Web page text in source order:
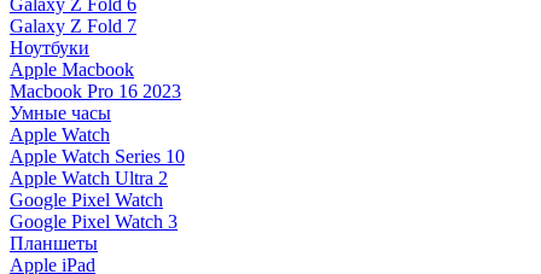
Galaxy Z Fold 6
Galaxy Z Fold 7
Ноутбуки
Apple Macbook
Macbook Pro 16 2023
Умные часы
Apple Watch
Apple Watch Series 10
Apple Watch Ultra 2
Google Pixel Watch
Google Pixel Watch 3
Планшеты
Apple iPad